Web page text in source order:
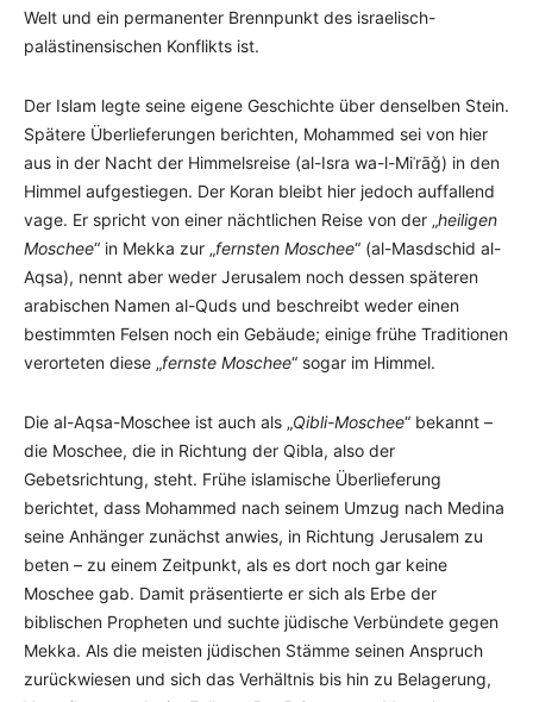
Welt und ein permanenter Brennpunkt des israelisch-
palästinensischen Konflikts ist.
Der Islam legte seine eigene Geschichte über denselben Stein.
Spätere Überlieferungen berichten, Mohammed sei von hier
aus in der Nacht der Himmelsreise (al-Isra wa-l-Miʿrāǧ) in den
Himmel aufgestiegen. Der Koran bleibt hier jedoch auffallend
vage. Er spricht von einer nächtlichen Reise von der „heiligen
Moschee“ in Mekka zur „fernsten Moschee“ (al-Masdschid al-
Aqsa), nennt aber weder Jerusalem noch dessen späteren
arabischen Namen al-Quds und beschreibt weder einen
bestimmten Felsen noch ein Gebäude; einige frühe Traditionen
verorteten diese „fernste Moschee“ sogar im Himmel.
Die al-Aqsa-Moschee ist auch als „Qibli-Moschee“ bekannt –
die Moschee, die in Richtung der Qibla, also der
Gebetsrichtung, steht. Frühe islamische Überlieferung
berichtet, dass Mohammed nach seinem Umzug nach Medina
seine Anhänger zunächst anwies, in Richtung Jerusalem zu
beten – zu einem Zeitpunkt, als es dort noch gar keine
Moschee gab. Damit präsentierte er sich als Erbe der
biblischen Propheten und suchte jüdische Verbündete gegen
Mekka. Als die meisten jüdischen Stämme seinen Anspruch
zurückwiesen und sich das Verhältnis bis hin zu Belagerung,